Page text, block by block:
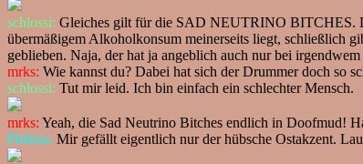
schlossi: Gleiches gilt für die SAD NEUTRINO BITCHES.
übermäßigem Alkoholkonsum meinerseits liegt, schließlich
geblieben. Naja, der hat ja angeblich auch nur bei irgendwem
mrks: Wie kannst du? Dabei hat sich der Drummer doch so
schlossi: Tut mir leid. Ich bin einfach ein schlechter Mensch.
mrks: Yeah, die Sad Neutrino Bitches endlich in Doofmud!
Philriss: Mir gefällt eigentlich nur der hübsche Ostakzent.